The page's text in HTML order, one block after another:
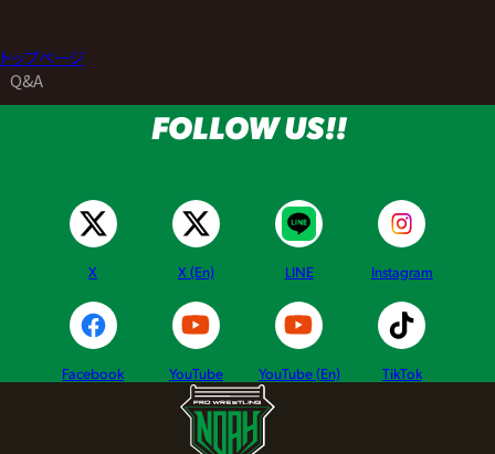
トップページ
Q&A
FOLLOW US!!
X X (En) LINE Instagram
Facebook YouTube YouTube (En) TikTok